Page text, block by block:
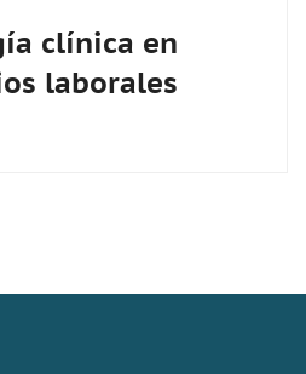
clínica en
laborales